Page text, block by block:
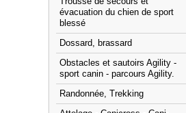
évacuation du chien de sport
blessé
Dossard, brassard
Obstacles et sautoirs Agility -
sport canin - parcours Agility.
Randonnée, Trekking